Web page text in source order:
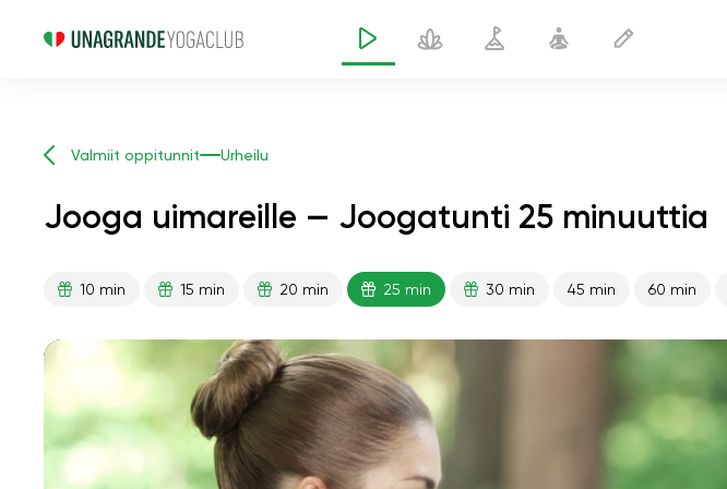
Valmiit oppitunnit Urheilu
Jooga uimareille — Joogatunti 25 minuuttia
10 min 15 min 20 min 25 min 30 min 45 min 60 min